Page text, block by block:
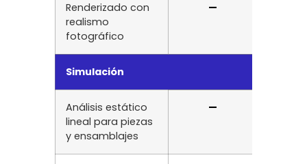
Renderizado con
realismo
fotográfico
—
Simulación
Análisis estático
lineal para piezas
y ensamblajes
—